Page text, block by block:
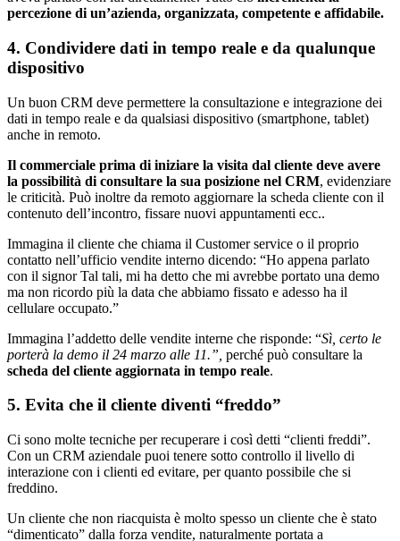
percezione di un’azienda, organizzata, competente e affidabile.
4. Condividere dati in tempo reale e da qualunque
dispositivo
Un buon CRM deve permettere la consultazione e integrazione dei
dati in tempo reale e da qualsiasi dispositivo (smartphone, tablet)
anche in remoto.
Il commerciale prima di iniziare la visita dal cliente deve avere
la possibilità di consultare la sua posizione nel CRM, evidenziare
le criticità. Può inoltre da remoto aggiornare la scheda cliente con il
contenuto dell’incontro, fissare nuovi appuntamenti ecc..
Immagina il cliente che chiama il Customer service o il proprio
contatto nell’ufficio vendite interno dicendo: “Ho appena parlato
con il signor Tal tali, mi ha detto che mi avrebbe portato una demo
ma non ricordo più la data che abbiamo fissato e adesso ha il
cellulare occupato.”
Immagina l’addetto delle vendite interne che risponde: “Sì, certo le
porterà la demo il 24 marzo alle 11.”, perché può consultare la
scheda del cliente aggiornata in tempo reale.
5. Evita che il cliente diventi “freddo”
Ci sono molte tecniche per recuperare i così detti “clienti freddi”.
Con un CRM aziendale puoi tenere sotto controllo il livello di
interazione con i clienti ed evitare, per quanto possibile che si
freddino.
Un cliente che non riacquista è molto spesso un cliente che è stato
“dimenticato” dalla forza vendite, naturalmente portata a